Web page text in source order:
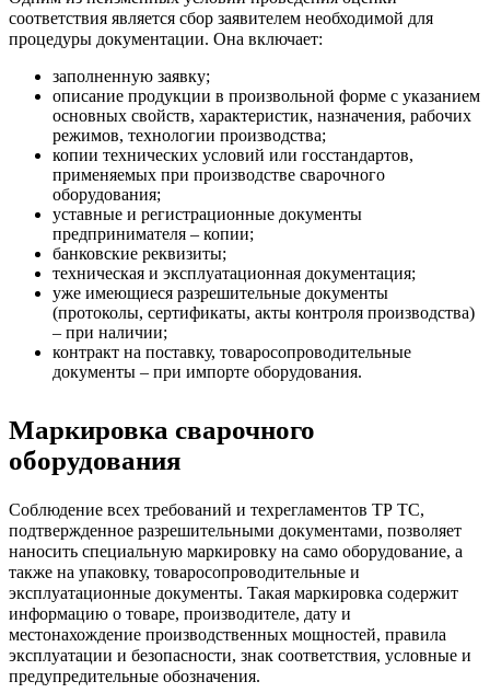
соответствия является сбор заявителем необходимой для
процедуры документации. Она включает:
заполненную заявку;
описание продукции в произвольной форме с указанием
основных свойств, характеристик, назначения, рабочих
режимов, технологии производства;
копии технических условий или госстандартов,
применяемых при производстве сварочного
оборудования;
уставные и регистрационные документы
предпринимателя – копии;
банковские реквизиты;
техническая и эксплуатационная документация;
уже имеющиеся разрешительные документы
(протоколы, сертификаты, акты контроля производства)
– при наличии;
контракт на поставку, товаросопроводительные
документы – при импорте оборудования.
Маркировка сварочного
оборудования
Соблюдение всех требований и техрегламентов ТР ТС,
подтвержденное разрешительными документами, позволяет
наносить специальную маркировку на само оборудование, а
также на упаковку, товаросопроводительные и
эксплуатационные документы. Такая маркировка содержит
информацию о товаре, производителе, дату и
местонахождение производственных мощностей, правила
эксплуатации и безопасности, знак соответствия, условные и
предупредительные обозначения.